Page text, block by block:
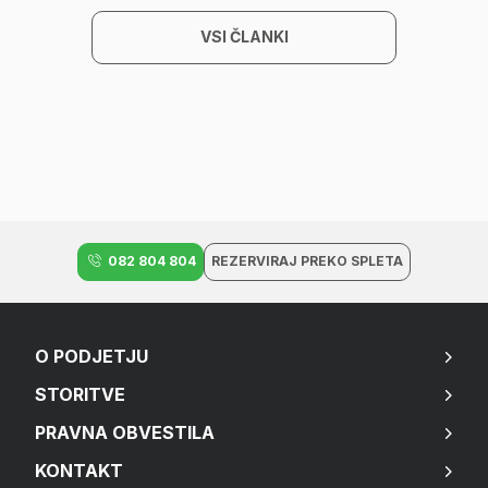
VSI ČLANKI
082 804 804 REZERVIRAJ PREKO SPLETA
O PODJETJU
STORITVE
PRAVNA OBVESTILA
KONTAKT